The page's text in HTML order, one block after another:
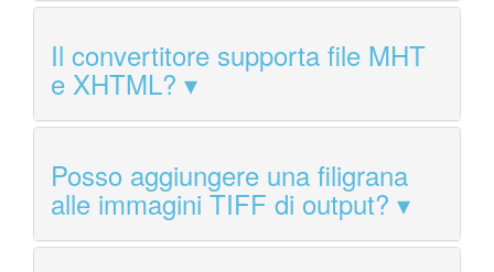
Il convertitore supporta file MHT
e XHTML?
Posso aggiungere una filigrana
alle immagini TIFF di output?